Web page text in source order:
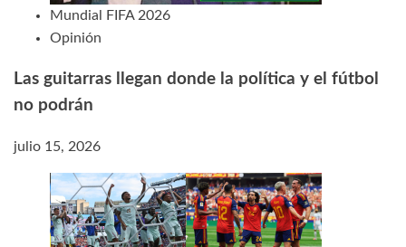
Mundial FIFA 2026
Opinión
Las guitarras llegan donde la política y el fútbol
no podrán
julio 15, 2026